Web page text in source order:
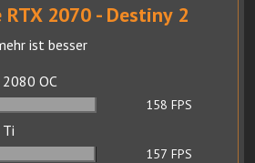
RTX 2070 - Destiny 2
ist besser
OC
158 FPS
157 FPS